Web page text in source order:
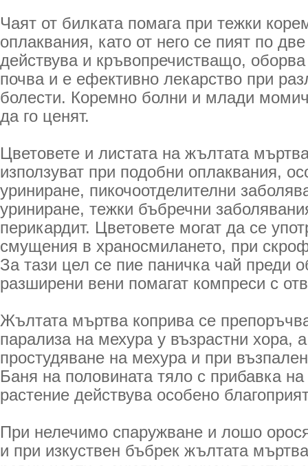
Чаят от билката помага при тежки
оплаквания, като от него се пият по
действува и кръвопречистващо,
почва и е ефективно лекарство при
болести. Коремно болни и млади
да го ценят.
Цветовете и листата на жълтата
използуват при подобни оплаквания,
уриниране, пикочоотделителни
уриниране, тежки бъбречни
перикардит. Цветовете могат да се
смущения в храносмилането, при
За тази цел се пие паничка чай преди
разширени вени помагат компреси с
Жълтата мъртва коприва се
парализа на мехура у възрастни хора,
простудяване на мехура и при
Баня на половината тяло с прибавка на
растение действува особено
При нелечимо спаружване и лошо
и при изкуствен бъбрек жълтата